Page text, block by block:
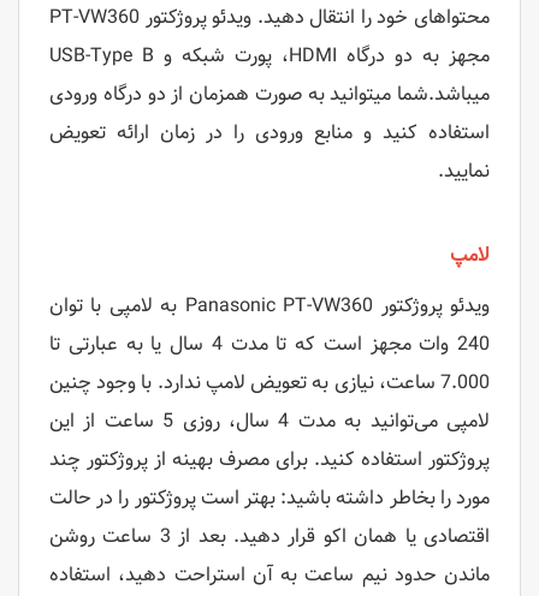
محتواهای خود را انتقال دهید. ویدئو پروژکتور PT-VW360
مجهز به دو درگاه HDMI، پورت شبکه و USB-Type B
میباشد.شما میتوانید به صورت همزمان از دو درگاه ورودی
استفاده کنید و منابع ورودی را در زمان ارائه تعویض
نمایید.
لامپ
ویدئو پروژکتور Panasonic PT-VW360 به لامپی با توان
240 وات مجهز است که تا مدت 4 سال یا به عبارتی تا
7.000 ساعت، نیازی به تعویض لامپ ندارد. با وجود چنین
لامپی می‌توانید به مدت 4 سال، روزی 5 ساعت از این
پروژکتور استفاده کنید. برای مصرف بهینه از پروژکتور چند
مورد را بخاطر داشته باشید: بهتر است پروژکتور را در حالت
اقتصادی یا همان اکو قرار دهید. بعد از 3 ساعت روشن
ماندن حدود نیم ساعت به آن استراحت دهید، استفاده